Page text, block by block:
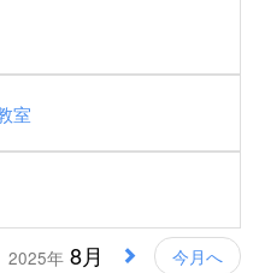
室
2025年 8月 今月へ